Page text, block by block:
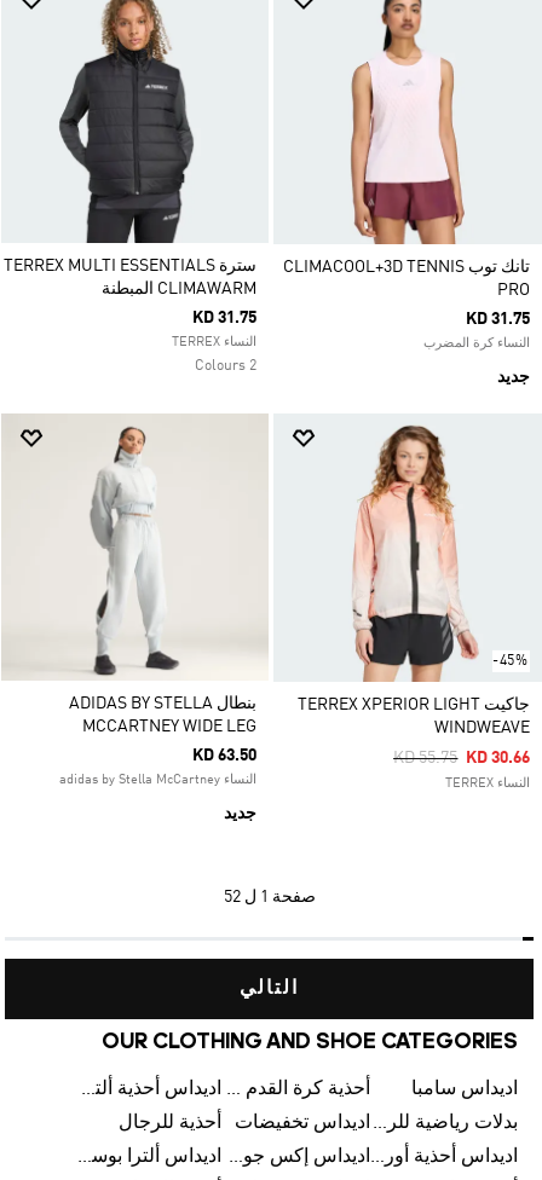
تانك توب CLIMACOOL+3D TENNIS
PRO
KD 31.75
النساء كرة المضرب
جديد
سترة TERREX MULTI ESSENTIALS
CLIMAWARM المبطنة
KD 31.75
النساء TERREX
2 Colours
-45%
جاكيت TERREX XPERIOR LIGHT
WINDWEAVE
Price Reduced
KD 55.75ToKD 30.66
النساء TERREX
بنطال ADIDAS BY STELLA
MCCARTNEY WIDE LEG
KD 63.50
النساء adidas by Stella McCartney
جديد
صفحة 1 ل 52
التالي
OUR CLOTHING AND SHOE CATEGORIES
اديداس سامبا أحذية كرة القدم للرجال
اديداس أحذية ألترا بوست للرجال
بدلات رياضية للرجال اديداس تخفيضات
أحذية للرجال
اديداس أحذية أورجينالز
اديداس إكس جود بيلينغهام
اديداس ألترا بوست